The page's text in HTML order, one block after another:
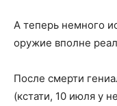
А теперь немного
оружие вполне
После смерти
(кстати, 10 июля у